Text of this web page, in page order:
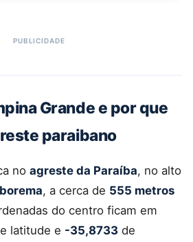
Grande e por que
paraibano
no agreste da Paraíba, no alto
, a cerca de 555 metros
do centro ficam em
latitude e -35,8733 de